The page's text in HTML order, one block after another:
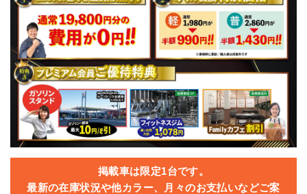
掲載車は限定1台です。
最新の在庫状況や他カラー、月々のお支払いなどご案